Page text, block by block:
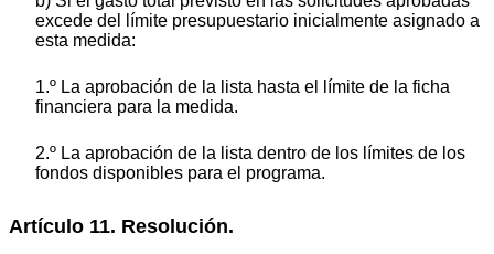
excede del límite presupuestario inicialmente asignado a
esta medida:
1.º La aprobación de la lista hasta el límite de la ficha
financiera para la medida.
2.º La aprobación de la lista dentro de los límites de los
fondos disponibles para el programa.
Artículo 11. Resolución.